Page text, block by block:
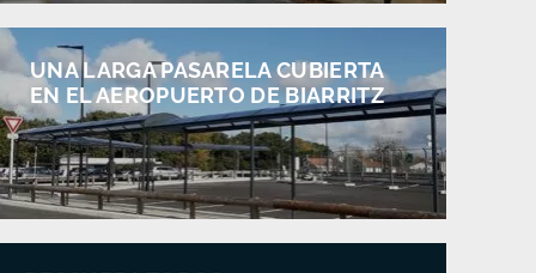
UNA LARGA PASARELA CUBIERTA
EN EL AEROPUERTO DE BIARRITZ